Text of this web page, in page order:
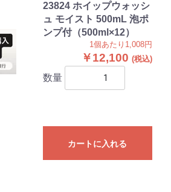
23824 ホイップウォッシ
ュ モイスト 500mL 泡ポ
ンプ付（500ml×12）
1個あたり1,008円
￥12,100
数量
カートに入れる